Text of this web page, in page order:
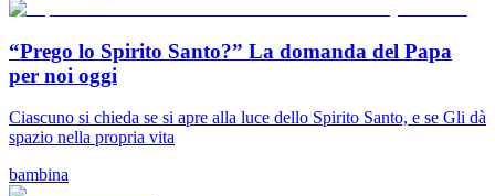
“Prego lo Spirito Santo?” La domanda del Papa
per noi oggi
Ciascuno si chieda se si apre alla luce dello Spirito Santo, e se Gli dà
spazio nella propria vita
bambina